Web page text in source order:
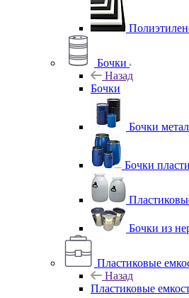
Бочки
Назад
Бочки
Бочки
Бочки
Бочки из
Пластиковые
Назад
Пластиковые